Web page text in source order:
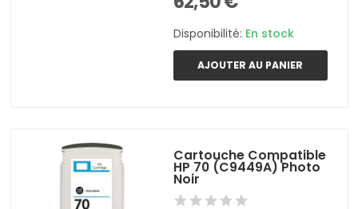
Disponibilité: En stock
AJOUTER AU PANIER
Cartouche Compatible
HP 70 (C9449A) Photo
Noir